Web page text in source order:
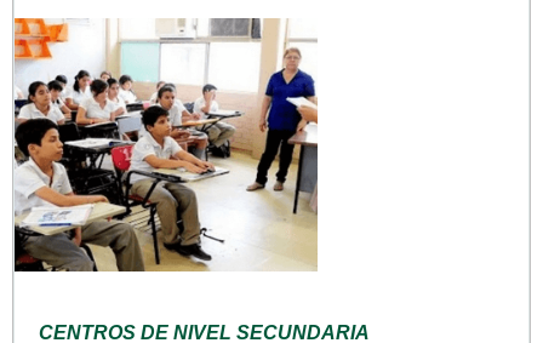
CENTROS DE NIVEL SECUNDARIA